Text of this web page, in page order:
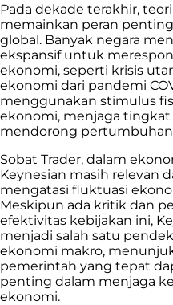
Pada dekade terakhir,
memainkan peran
global. Banyak negara
ekspansif untuk
ekonomi, seperti krisis
ekonomi dari pandemi
menggunakan stimulus
ekonomi, menjaga
mendorong
Sobat Trader, dalam
Keynesian masih relevan
mengatasi fluktuasi
Meskipun ada kritik dan
efektivitas kebijakan ini,
menjadi salah satu
ekonomi makro,
pemerintah yang tepat
penting dalam menjaga
ekonomi.